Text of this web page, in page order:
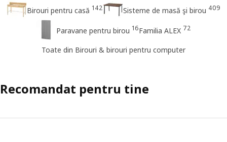
Birouri pentru casă 142 Sisteme de masă şi birou 409
Paravane pentru birou 16Familia ALEX 72
Toate din Birouri & birouri pentru computer
Recomandat pentru tine